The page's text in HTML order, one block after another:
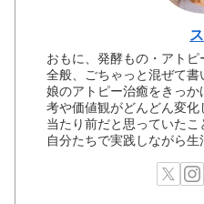
おもに、発酵もの・アト
全般、ごちゃっと混ぜて書
娘のアトピー治癒をきっ
考や価値観がどんどん変化
当たり前だと思っていたこ
自分たちで実践しながら生